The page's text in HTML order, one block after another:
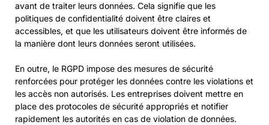
avant de traiter leurs données. Cela signifie que les
politiques de confidentialité doivent être claires et
accessibles, et que les utilisateurs doivent être informés de
la manière dont leurs données seront utilisées.
En outre, le RGPD impose des mesures de sécurité
renforcées pour protéger les données contre les violations et
les accès non autorisés. Les entreprises doivent mettre en
place des protocoles de sécurité appropriés et notifier
rapidement les autorités en cas de violation de données.